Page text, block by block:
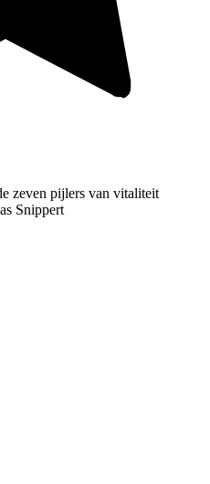
zeven pijlers van vitaliteit
Snippert